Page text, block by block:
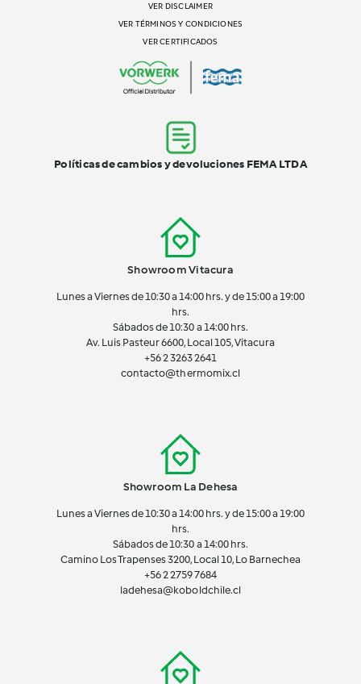
Showroom Vitacura
Lunes a Viernes de 10:30 a 14:00 hrs. y de 15:00 a 19:00
hrs.
Sábados de 10:30 a 14:00 hrs.
Av. Luis Pasteur 6600, Local 105, Vitacura
+56 2 3263 2641
contacto@thermomix.cl
Showroom La Dehesa
Lunes a Viernes de 10:30 a 14:00 hrs. y de 15:00 a 19:00
hrs.
Sábados de 10:30 a 14:00 hrs.
Camino Los Trapenses 3200, Local 10, Lo Barnechea
+56 22759 7684
ladehesa@koboldchile.cl
VER DISCLAIMER
VER TÉRMINOS Y CONDICIONES
VER CERTIFICADOS
Políticas de cambios y devoluciones FEMA LTDA